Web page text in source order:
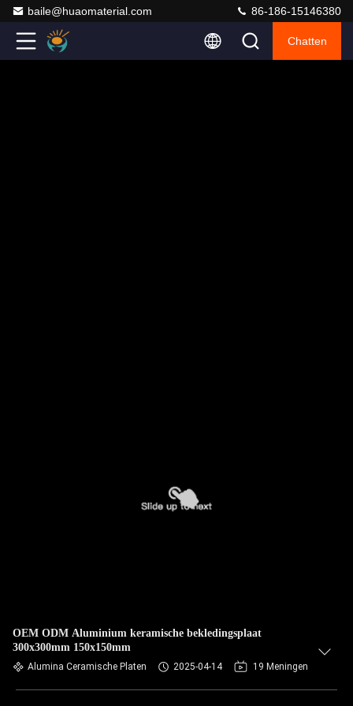
baile@huaomaterial.com 86-186-15146380
Chatten
OEM ODM Aluminium keramische bekledingsplaat
300x300mm 150x150mm
Alumina Ceramische Platen 2025-04-14 19 Meningen